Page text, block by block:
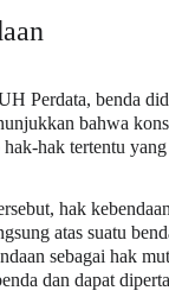
Perdata, benda
bahwa
hak tertentu
hak
atas suatu
sebagai hak
dan dapat